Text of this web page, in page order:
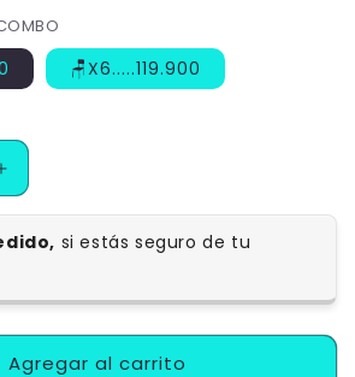
🪑X6.....119.900
Aumentar
cantidad
para
PROMOCIÓN
FUNDAS
EDICION
NAVIDAD
si estás seguro de tu
Agregar al carrito